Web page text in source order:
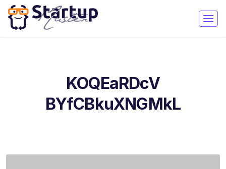
KOQEaRDcV
BYfCBkuXNGMkL